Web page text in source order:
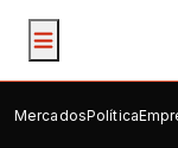
MercadosPolítica